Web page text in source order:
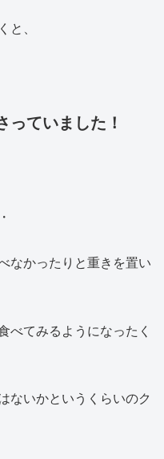
と、
っていました！
なかったりと重きを置い
べてみるようになったく
ないかというくらいのク